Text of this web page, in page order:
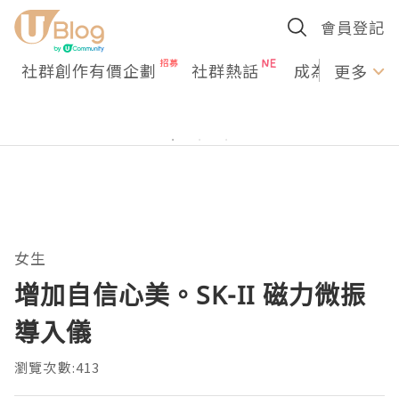
會員登記
社群創作有價企劃 社群熱話 成為U更多
女生
增加自信心美。SK-II 磁力微振
導入儀
瀏覽次數:413